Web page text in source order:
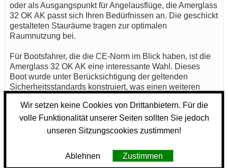
oder als Ausgangspunkt für Angelausflüge, die Amerglass
32 OK AK passt sich Ihren Bedürfnissen an. Die geschickt
gestalteten Stauräume tragen zur optimalen
Raumnutzung bei.
Für Bootsfahrer, die die CE-Norm im Blick haben, ist die
Amerglass 32 OK AK eine interessante Wahl. Dieses
Boot wurde unter Berücksichtigung der geltenden
Sicherheitsstandards konstruiert, was einen weiteren
Zusammenfassend bietet die Amerglass 32 OK AK eine
gelungene Kombination aus robuster Bauweise,
praktischer Ausstattung und durchdachten Details. Mit
den richtigen Pflege- und Wartungsmaßnahmen kann
dieses Motorboot seinen Besitzern viele Jahre treue
Wir setzen keine Cookies von Drittanbietern. Für die
volle Funktionalität unserer Seiten sollten Sie jedoch
unseren Sitzungscookies zustimmen!
Ablehnen Zustimmen